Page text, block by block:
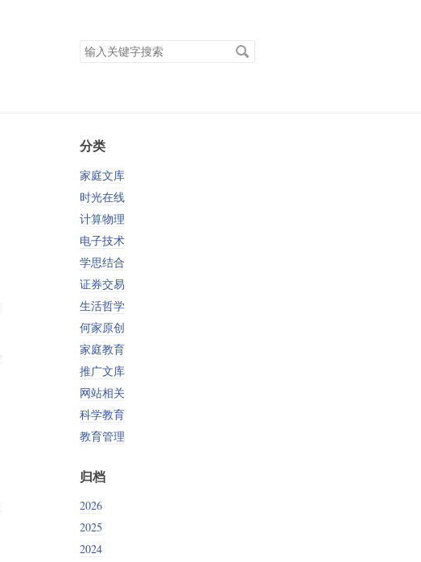
搜
索
分类
家庭文库
时光在线
计算物理
电子技术
学思结合
证券交易
生活哲学
何家原创
家庭教育
推广文库
网站相关
科学教育
教育管理
归档
2026
2025
2024